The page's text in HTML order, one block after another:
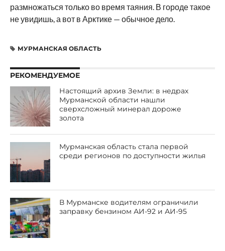
размножаться только во время таяния. В городе такое
не увидишь, а вот в Арктике — обычное дело.
МУРМАНСКАЯ ОБЛАСТЬ
РЕКОМЕНДУЕМОЕ
Настоящий архив Земли: в недрах
Мурманской области нашли
сверхсложный минерал дороже
золота
Мурманская область стала первой
среди регионов по доступности жилья
В Мурманске водителям ограничили
заправку бензином АИ-92 и АИ-95